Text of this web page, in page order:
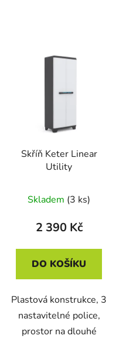
Skříň Keter Linear
Utility
Skladem (3 ks)
2 390 Kč
DO KOŠÍKU
Plastová konstrukce, 3
nastavitelné police,
prostor na dlouhé